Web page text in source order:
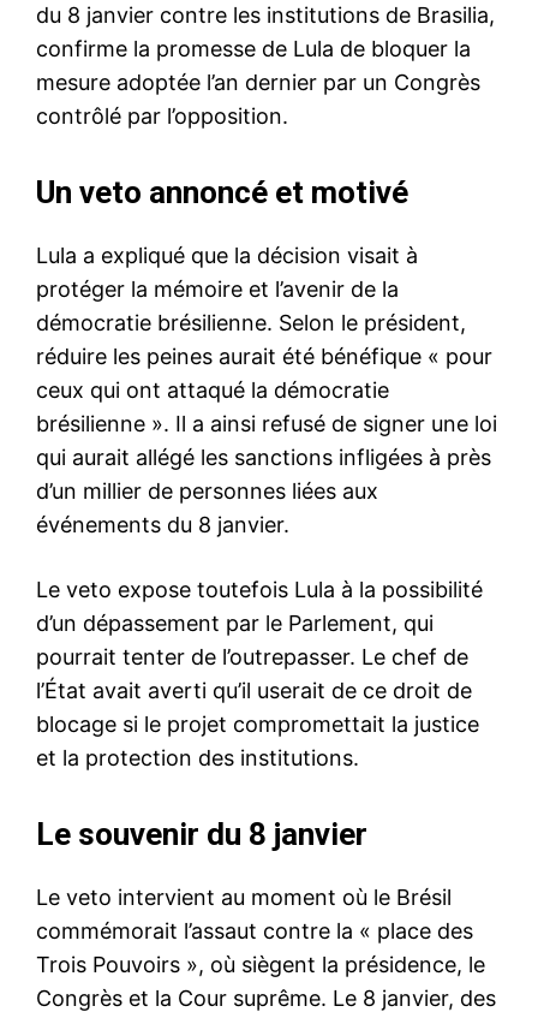
du 8 janvier contre les institutions de Brasilia,
confirme la promesse de Lula de bloquer la
mesure adoptée l’an dernier par un Congrès
contrôlé par l’opposition.
Un veto annoncé et motivé
Lula a expliqué que la décision visait à
protéger la mémoire et l’avenir de la
démocratie brésilienne. Selon le président,
réduire les peines aurait été bénéfique « pour
ceux qui ont attaqué la démocratie
brésilienne ». Il a ainsi refusé de signer une loi
qui aurait allégé les sanctions infligées à près
d’un millier de personnes liées aux
événements du 8 janvier.
Le veto expose toutefois Lula à la possibilité
d’un dépassement par le Parlement, qui
pourrait tenter de l’outrepasser. Le chef de
l’État avait averti qu’il userait de ce droit de
blocage si le projet compromettait la justice
et la protection des institutions.
Le souvenir du 8 janvier
Le veto intervient au moment où le Brésil
commémorait l’assaut contre la « place des
Trois Pouvoirs », où siègent la présidence, le
Congrès et la Cour suprême. Le 8 janvier, des